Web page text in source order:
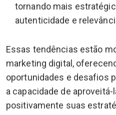
tornando mais
autenticidade e
Essas tendências estão
marketing digital,
oportunidades e desafios
a capacidade de
positivamente suas